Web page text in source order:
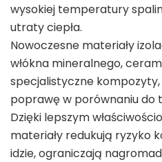
wysokiej temperatury
utraty ciepła.
Nowoczesne materiały
włókna mineralnego,
specjalistyczne
poprawę w porównaniu do
Dzięki lepszym
materiały redukują ryzyko
idzie, ograniczają